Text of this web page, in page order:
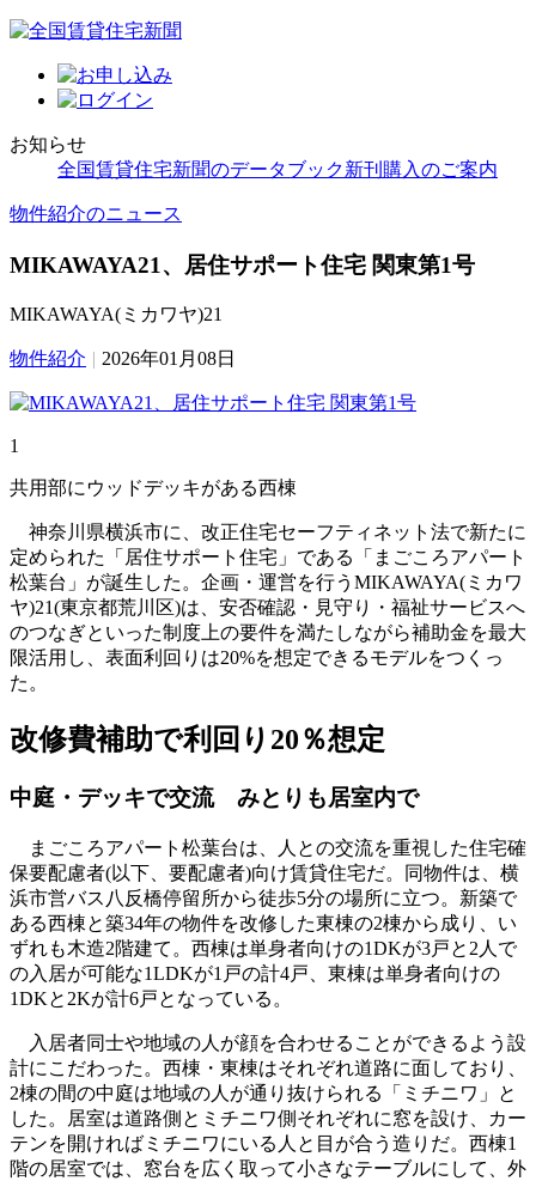
お知らせ
全国賃貸住宅新聞のデータブック新刊購入のご案内
物件紹介のニュース
MIKAWAYA21、居住サポート住宅 関東第1号
MIKAWAYA(ミカワヤ)21
物件紹介 | 2026年01月08日
1
共用部にウッドデッキがある西棟
神奈川県横浜市に、改正住宅セーフティネット法で新たに
定められた「居住サポート住宅」である「まごころアパート
松葉台」が誕生した。企画・運営を行うMIKAWAYA(ミカワ
ヤ)21(東京都荒川区)は、安否確認・見守り・福祉サービスへ
のつなぎといった制度上の要件を満たしながら補助金を最大
限活用し、表面利回りは20%を想定できるモデルをつくっ
た。
改修費補助で利回り20％想定
中庭・デッキで交流 みとりも居室内で
まごころアパート松葉台は、人との交流を重視した住宅確
保要配慮者(以下、要配慮者)向け賃貸住宅だ。同物件は、横
浜市営バス八反橋停留所から徒歩5分の場所に立つ。新築で
ある西棟と築34年の物件を改修した東棟の2棟から成り、い
ずれも木造2階建て。西棟は単身者向けの1DKが3戸と2人で
の入居が可能な1LDKが1戸の計4戸、東棟は単身者向けの
1DKと2Kが計6戸となっている。
入居者同士や地域の人が顔を合わせることができるよう設
計にこだわった。西棟・東棟はそれぞれ道路に面しており、
2棟の間の中庭は地域の人が通り抜けられる「ミチニワ」と
した。居室は道路側とミチニワ側それぞれに窓を設け、カー
テンを開ければミチニワにいる人と目が合う造りだ。西棟1
階の居室では、窓台を広く取って小さなテーブルにして、外